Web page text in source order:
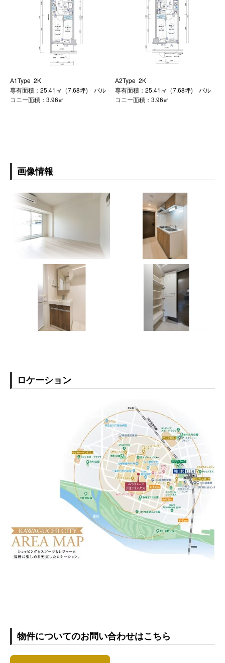
A1Type 2K
専有面積：25.41㎡（7.68坪) バル
コニー面積：3.96㎡
A2Type 2K
専有面積：25.41㎡（7.68坪) バル
コニー面積：3.96㎡
画像情報
ロケーション
物件についてのお問い合わせはこちら